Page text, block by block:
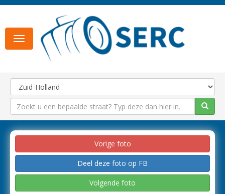
Toggle
navigation
Vorige foto
Deel deze foto op FB
Volgende foto